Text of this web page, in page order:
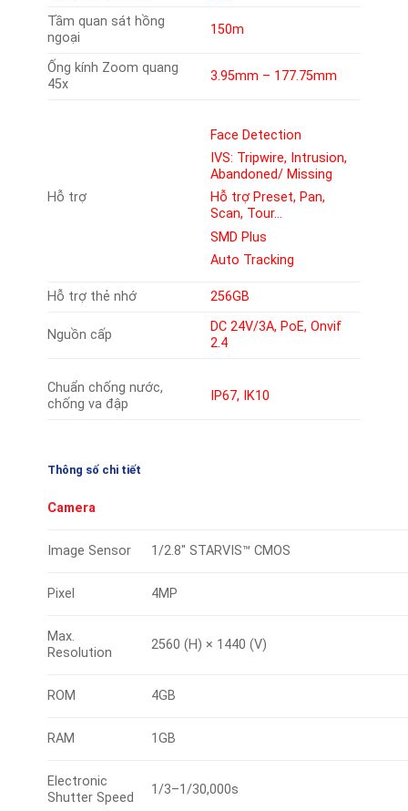
Tầm quan sát hồng
ngoại
150m
Ống kính Zoom quang
45x
3.95mm – 177.75mm
Hỗ trợ
Face Detection
IVS: Tripwire, Intrusion,
Abandoned/ Missing
Hỗ trợ Preset, Pan,
Scan, Tour…
SMD Plus
Auto Tracking
Hỗ trợ thẻ nhớ 256GB
Nguồn cấp
DC 24V/3A, PoE, Onvif
2.4
Chuẩn chống nước,
chống va đập
IP67, IK10
Thông số chi tiết
Camera
Image Sensor 1/2.8″ STARVIS™ CMOS
Pixel 4MP
Max.
Resolution
2560 (H) × 1440 (V)
ROM 4GB
RAM 1GB
Electronic
Shutter Speed
1/3–1/30,000s